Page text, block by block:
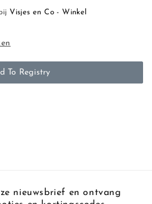
Visjes en Co - Winkel
To Registry
nieuwsbrief en ontvang